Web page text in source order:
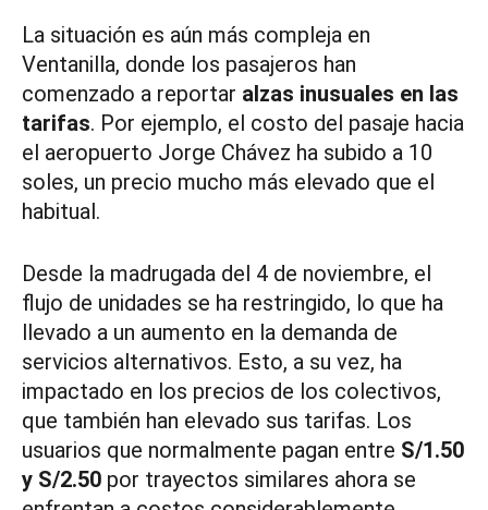
La situación es aún más compleja en
Ventanilla, donde los pasajeros han
comenzado a reportar alzas inusuales en las
tarifas. Por ejemplo, el costo del pasaje hacia
el aeropuerto Jorge Chávez ha subido a 10
soles, un precio mucho más elevado que el
habitual.
Desde la madrugada del 4 de noviembre, el
flujo de unidades se ha restringido, lo que ha
llevado a un aumento en la demanda de
servicios alternativos. Esto, a su vez, ha
impactado en los precios de los colectivos,
que también han elevado sus tarifas. Los
usuarios que normalmente pagan entre S/1.50
y S/2.50 por trayectos similares ahora se